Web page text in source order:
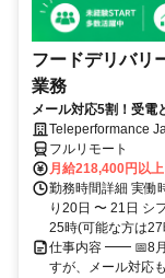
フードデリバリ
業務
メール対応5割！受
Teleperformance
フルリモート
月給218,400円以上
勤務時間詳細 実働
り20日 〜 21日 シ
25時(可能な方は
仕事内容 ━━ 📅8
すが、メール対応